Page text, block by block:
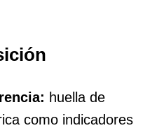
huella de
como indicadores